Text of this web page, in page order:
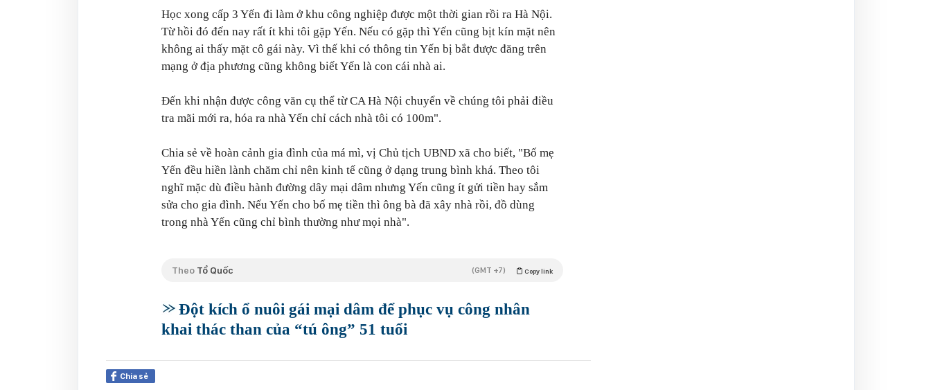
Học xong cấp 3 Yến đi làm ở khu công nghiệp được một thời gian rồi ra Hà Nội.
Từ hồi đó đến nay rất ít khi tôi gặp Yến. Nếu có gặp thì Yến cũng bịt kín mặt nên
không ai thấy mặt cô gái này. Vì thế khi có thông tin Yến bị bắt được đăng trên
mạng ở địa phương cũng không biết Yến là con cái nhà ai.
Đến khi nhận được công văn cụ thể từ CA Hà Nội chuyển về chúng tôi phải điều
tra mãi mới ra, hóa ra nhà Yến chỉ cách nhà tôi có 100m".
Chia sẻ về hoàn cảnh gia đình của má mì, vị Chủ tịch UBND xã cho biết, "Bố mẹ
Yến đều hiền lành chăm chỉ nên kinh tế cũng ở dạng trung bình khá. Theo tôi
nghĩ mặc dù điều hành đường dây mại dâm nhưng Yến cũng ít gửi tiền hay sắm
sửa cho gia đình. Nếu Yến cho bố mẹ tiền thì ông bà đã xây nhà rồi, đồ dùng
trong nhà Yến cũng chỉ bình thường như mọi nhà".
Theo Tổ Quốc Copy link
(GMT +7)
Đột kích ổ nuôi gái mại dâm để phục vụ công nhân
khai thác than của “tú ông” 51 tuổi
Chia sẻ